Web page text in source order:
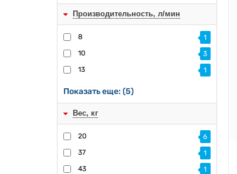
Производительность, л/мин
8
1
10
3
13
1
Показать еще: (5)
Вес, кг
20
6
37
1
43
1